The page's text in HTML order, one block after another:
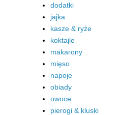
dodatki
jajka
kasze & ryże
koktajle
makarony
mięso
napoje
obiady
owoce
pierogi & kluski